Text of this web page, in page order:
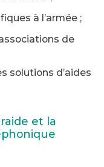
à l’armée ;
de
solutions d’aides
et la